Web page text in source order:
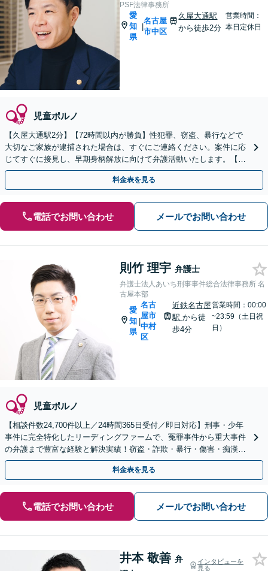
PSF法律事務所
愛
知
県
|
名古屋
市中区
久屋大通駅
から徒歩2分
営業時間：
本日定休日
児童ポルノ
【久屋大通駅2分】【72時間以内が勝負】性犯罪、窃盗、暴行などで
大切なご家族が逮捕された場合は、すぐにご連絡ください。案件に応
じてすぐに接見し、早期身柄解放に向けて弁護活動いたします。【休
日・夜間面談可能】【ご依頼時は相談料無料】
料金表を見る
電話でお問い合わせ メールでお問い合わせ
則竹 理宇 弁護士
弁護士法人あいち刑事事件総合法律事務所 名
古屋本部
愛
知
県
|
名古
屋市
中村
区
近鉄名古屋
駅 から徒
歩4分
営業時間：00:00
~23:59（土日祝
日）
児童ポルノ
【相談件数24,700件以上／24時間365日受付／即日対応】刑事・少年
事件に完全特化したリーディングファームで、冤罪事件から重大事件
の弁護まで豊富な経験と解決実績！窃盗・詐欺・暴行・傷害・痴漢・
盗撮・薬物犯罪など幅広い分野に対応可能です！
料金表を見る
電話でお問い合わせ メールでお問い合わせ
井本 敬善 弁
インタビューを
見る